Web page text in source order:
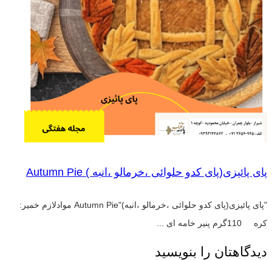
پای پائیزی(پای کدو حلوائی ،خرمالو ،انبه ) Autumn Pie
"پای پائیزی(پای کدو حلوائی ،خرمالو ،انبه)"Autumn Pie موادلازم خمیر:
کره 110گرم پنیر خامه ای ...
دیدگاهتان را بنویسید